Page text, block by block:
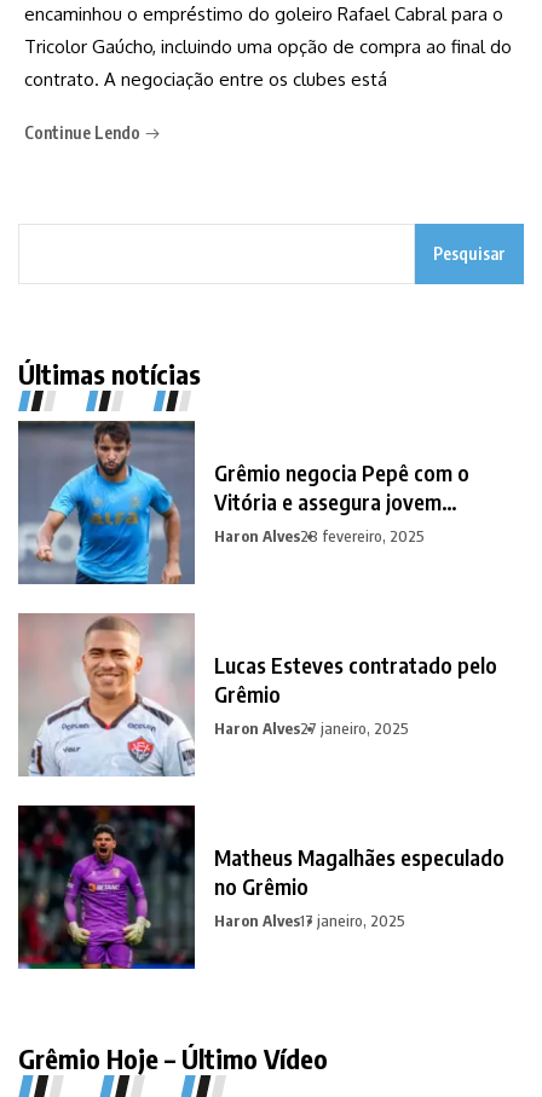
encaminhou o empréstimo do goleiro Rafael Cabral para o
Tricolor Gaúcho, incluindo uma opção de compra ao final do
contrato. A negociação entre os clubes está
Continue Lendo
Pesquisar
Últimas notícias
Grêmio negocia Pepê com o
Vitória e assegura jovem
promessa em contrapartida
Haron Alves28 fevereiro, 2025
Lucas Esteves contratado pelo
Grêmio
Haron Alves27 janeiro, 2025
Matheus Magalhães especulado
no Grêmio
Haron Alves17 janeiro, 2025
Grêmio Hoje – Último Vídeo